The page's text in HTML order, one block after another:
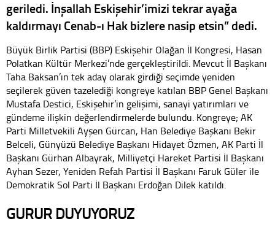
geriledi. İnşallah Eskişehir’imizi tekrar ayağa
kaldırmayı Cenab-ı Hak bizlere nasip etsin” dedi.
Büyük Birlik Partisi (BBP) Eskişehir Olağan İl Kongresi, Hasan
Polatkan Kültür Merkezi’nde gerçekleştirildi. Mevcut İl Başkanı
Taha Baksan’ın tek aday olarak girdiği seçimde yeniden
seçilerek güven tazelediği kongreye katılan BBP Genel Başkanı
Mustafa Destici, Eskişehir’in gelişimi, sanayi yatırımları ve
gündeme ilişkin değerlendirmelerde bulundu. Kongreye; AK
Parti Milletvekili Ayşen Gürcan, Han Belediye Başkanı Bekir
Belceli, Günyüzü Belediye Başkanı Hidayet Özmen, AK Parti İl
Başkanı Gürhan Albayrak, Milliyetçi Hareket Partisi İl Başkanı
Ayhan Sezer, Yeniden Refah Partisi İl Başkanı Faruk Güler ile
Demokratik Sol Parti İl Başkanı Erdoğan Dilek katıldı.
GURUR DUYUYORUZ